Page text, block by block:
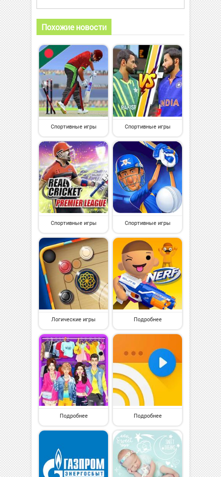
Похожие новости
Спортивные игры Спортивные игры
Спортивные игры Спортивные игры
Логические игры Подробнее
Подробнее Подробнее